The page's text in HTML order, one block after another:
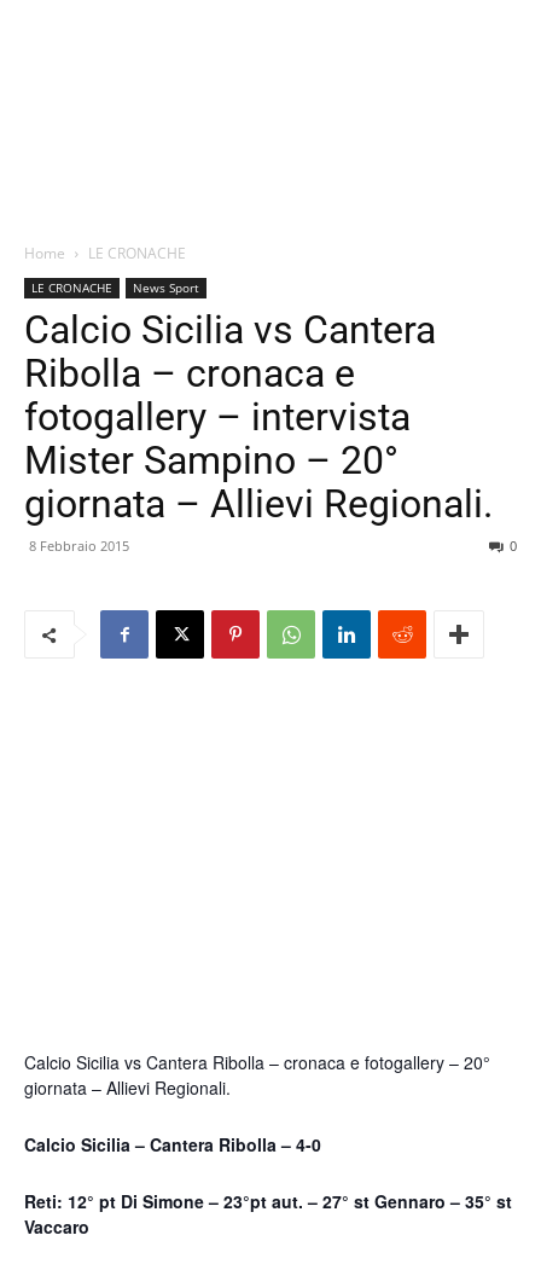
Home LE CRONACHE
LE CRONACHE News Sport
Calcio Sicilia vs Cantera
Ribolla – cronaca e
fotogallery – intervista
Mister Sampino – 20°
giornata – Allievi Regionali.
8 Febbraio 2015 0
Calcio Sicilia vs Cantera Ribolla – cronaca e fotogallery – 20°
giornata – Allievi Regionali.
Calcio Sicilia – Cantera Ribolla – 4-0
Reti: 12° pt Di Simone – 23°pt aut. – 27° st Gennaro – 35° st
Vaccaro